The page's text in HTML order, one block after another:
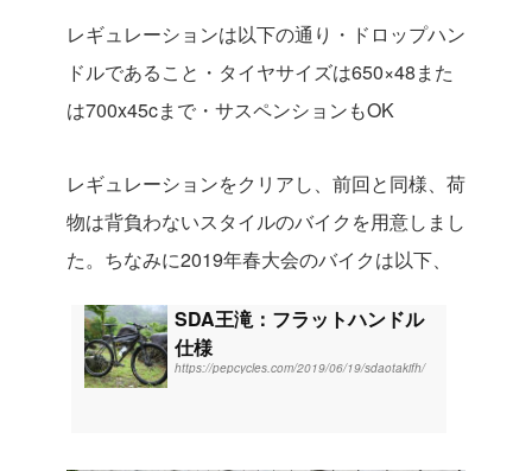
レギュレーションは以下の通り ・ドロップハン
ドルであること ・タイヤサイズは650×48また
は700x45cまで ・サスペンションもOK
レギュレーションをクリアし、前回と同様、荷
物は背負わないスタイルのバイクを用意しまし
た。ちなみに2019年春大会のバイクは以下、
SDA王滝：フラットハンドル
仕様
https://pepcycles.com/2019/06/19/sdaotakifh/